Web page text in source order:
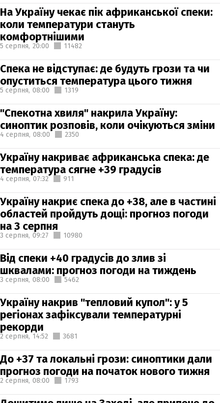
На Україну чекає пік африканської спеки:
коли температури стануть
комфортнішими
5 серпня, 20:00 11482
Спека не відступає: де будуть грози та чи
опуститься температура цього тижня
5 серпня, 08:00 1319
"Спекотна хвиля" накрила Україну:
синоптик розповів, коли очікуються зміни
4 серпня, 08:00 2350
Україну накриває африканська спека: де
температура сягне +39 градусів
4 серпня, 07:32 911
Україну накриє спека до +38, але в частині
областей пройдуть дощі: прогноз погоди
на 3 серпня
3 серпня, 09:27 10980
Від спеки +40 градусів до злив зі
шквалами: прогноз погоди на тиждень
3 серпня, 08:00 5462
Україну накрив "тепловий купол": у 5
регіонах зафіксували температурні
рекорди
2 серпня, 14:52 3681
До +37 та локальні грози: синоптики дали
прогноз погоди на початок нового тижня
2 серпня, 08:00 1793